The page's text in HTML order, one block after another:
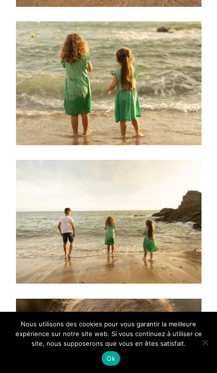
Nous utilisons des cookies pour vous garantir la meilleure
expérience sur notre site web. Si vous continuez à utiliser ce
site, nous supposerons que vous en êtes satisfait.
Ok